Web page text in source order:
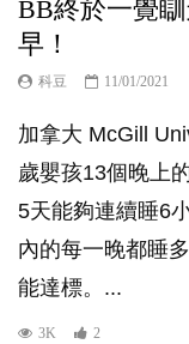
BB終於一覺
早！
科豆 11/01/2021
加拿大 McGill
歲嬰孩13個晚上
5天能夠連續睡6
內的每一晚都睡
能達標。...
3K 2